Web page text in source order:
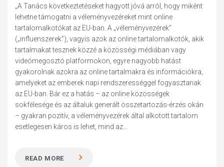
„A Tanács következtetéseket hagyott jóvá arról, hogy miként
lehetne támogatni a véleményvezéreket mint online
tartalomalkotókat az EU-ban. A „véleményvezérek”
(„influenszerek”), vagyis azok az online tartalomalkotók, akik
tartalmakat tesznek közzé a közösségi médiában vagy
videómegosztó platformokon, egyre nagyobb hatást
gyakorolnak azokra az online tartalmakra és információkra,
amelyeket az emberek napi rendszerességgel fogyasztanak
az EU-ban. Bár ez a hatás – az online közösségek
sokfélesége és az általuk generált összetartozás-érzés okán
– gyakran pozitív, a véleményvezérek által alkotott tartalom
esetlegesen káros is lehet, mind az...
READ MORE